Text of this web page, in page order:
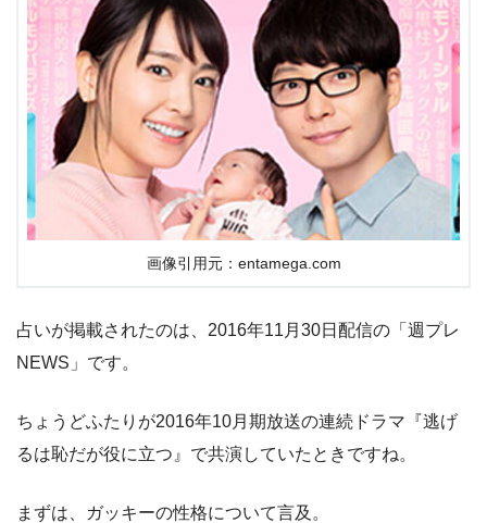
画像引用元：entamega.com
占いが掲載されたのは、2016年11月30日配信の「週プレ
NEWS」です。
ちょうどふたりが2016年10月期放送の連続ドラマ『逃げ
るは恥だが役に立つ』で共演していたときですね。
まずは、ガッキーの性格について言及。